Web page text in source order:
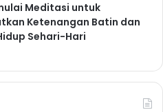
Meditasi untuk
Ketenangan Batin dan
Sehari-Hari